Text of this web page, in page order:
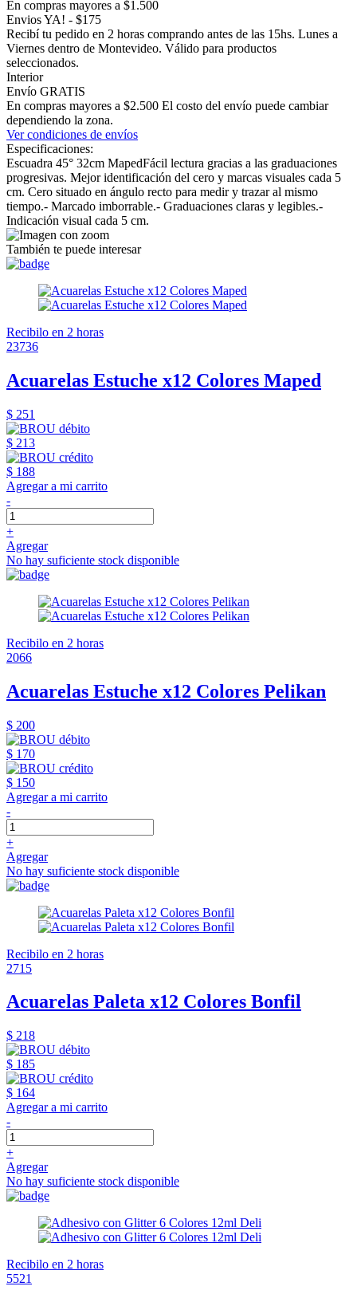
En compras mayores a $1.500
Envios YA! - $175
Recibí tu pedido en 2 horas comprando antes de las 15hs. Lunes a
Viernes dentro de Montevideo. Válido para productos
seleccionados.
Interior
Envío GRATIS
En compras mayores a $2.500 El costo del envío puede cambiar
dependiendo la zona.
Ver condiciones de envíos
Especificaciones:
Escuadra 45° 32cm MapedFácil lectura gracias a las graduaciones
progresivas. Mejor identificación del cero y marcas visuales cada 5
cm. Cero situado en ángulo recto para medir y trazar al mismo
tiempo.- Marcado imborrable.- Graduaciones claras y legibles.-
Indicación visual cada 5 cm.
También te puede interesar
Recibilo en 2 horas
23736
Acuarelas Estuche x12 Colores Maped
$ 251
$ 213
$ 188
Agregar a mi carrito
-
+
Agregar
No hay suficiente stock disponible
Recibilo en 2 horas
2066
Acuarelas Estuche x12 Colores Pelikan
$ 200
$ 170
$ 150
Agregar a mi carrito
-
+
Agregar
No hay suficiente stock disponible
Recibilo en 2 horas
2715
Acuarelas Paleta x12 Colores Bonfil
$ 218
$ 185
$ 164
Agregar a mi carrito
-
+
Agregar
No hay suficiente stock disponible
Recibilo en 2 horas
5521